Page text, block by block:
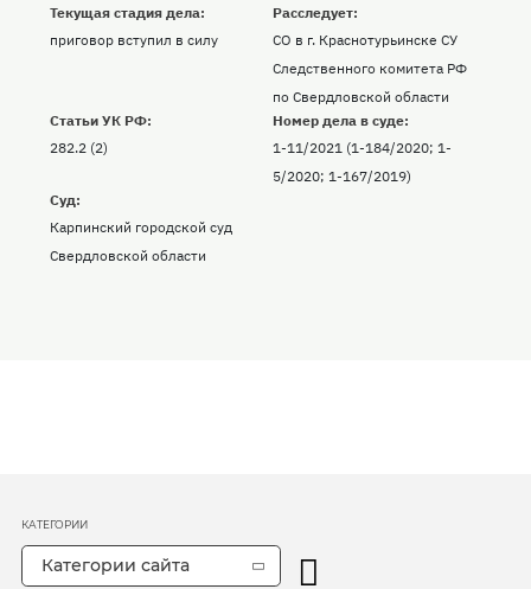
Текущая стадия дела:
приговор вступил в силу
Расследует:
СО в г. Краснотурьинске СУ
Следственного комитета РФ
по Свердловской области
Статьи УК РФ:
282.2 (2)
Номер дела в суде:
1-11/2021 (1-184/2020; 1-
5/2020; 1-167/2019)
Суд:
Карпинский городской суд
Свердловской области
КАТЕГОРИИ
Категории сайта